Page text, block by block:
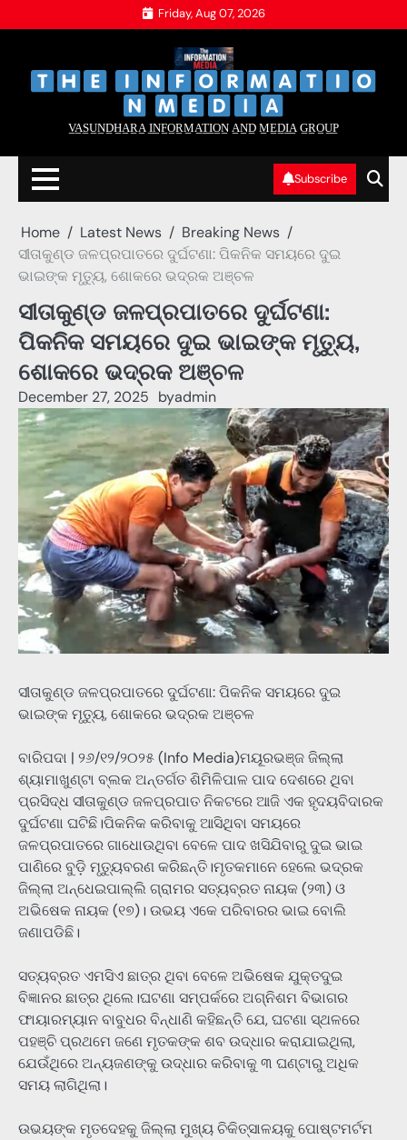
to
Friday, Aug 07, 2026
V̲A̲S̲U̲N̲D̲H̲A̲R̲A̲ I̲N̲F̲O̲R̲M̲A̲T̲I̲O̲N̲ A̲N̲D̲ M̲E̲D̲I̲A̲ G̲R̲O̲U̲P̲
Subscribe
Home Latest News
Breaking News
ସୀତାକୁଣ୍ଡ ଜଳପ୍ରପାତରେ ଦୁର୍ଘଟଣା: ପିକନିକ ସମୟରେ ଦୁଇ
ଭାଇଙ୍କ ମୃତ୍ୟୁ, ଶୋକରେ ଭଦ୍ରକ ଅଞ୍ଚଳ
ସୀତାକୁଣ୍ଡ ଜଳପ୍ରପାତରେ ଦୁର୍ଘଟଣା:
ପିକନିକ ସମୟରେ ଦୁଇ ଭାଇଙ୍କ ମୃତ୍ୟୁ,
ଶୋକରେ ଭଦ୍ରକ ଅଞ୍ଚଳ
December 27, 2025 byadmin
ସୀତାକୁଣ୍ଡ ଜଳପ୍ରପାତରେ ଦୁର୍ଘଟଣା: ପିକନିକ ସମୟରେ ଦୁଇ
ଭାଇଙ୍କ ମୃତ୍ୟୁ, ଶୋକରେ ଭଦ୍ରକ ଅଞ୍ଚଳ
ବାରିପଦା | ୨୬/୧୨/୨୦୨୫ (Info Media)ମୟୂରଭଞ୍ଜ ଜିଲ୍ଲା
ଶ୍ୟାମାଖୁଣ୍ଟା ବ୍ଲକ ଅନ୍ତର୍ଗତ ଶିମିଳିପାଳ ପାଦ ଦେଶରେ ଥିବା
ପ୍ରସିଦ୍ଧ ସୀତାକୁଣ୍ଡ ଜଳପ୍ରପାତ ନିକଟରେ ଆଜି ଏକ ହୃଦୟବିଦାରକ
ଦୁର୍ଘଟଣା ଘଟିଛି।ପିକନିକ କରିବାକୁ ଆସିଥିବା ସମୟରେ
ଜଳପ୍ରପାତରେ ଗାଧୋଉଥିବା ବେଳେ ପାଦ ଖସିଯିବାରୁ ଦୁଇ ଭାଇ
ପାଣିରେ ବୁଡ଼ି ମୃତ୍ୟୁବରଣ କରିଛନ୍ତି।ମୃତକମାନେ ହେଲେ ଭଦ୍ରକ
ଜିଲ୍ଲା ଅନ୍ଧେଇପାଲ୍ଲି ଗ୍ରାମର ସତ୍ୟବ୍ରତ ନାୟକ (୨୩) ଓ
ଅଭିଷେକ ନାୟକ (୧୭)। ଉଭୟ ଏକେ ପରିବାରର ଭାଇ ବୋଲି
ଜଣାପଡିଛି।
ସତ୍ୟବ୍ରତ ଏମସିଏ ଛାତ୍ର ଥିବା ବେଳେ ଅଭିଷେକ ଯୁକ୍ତଦୁଇ
ବିଜ୍ଞାନର ଛାତ୍ର ଥିଲେ।ଘଟଣା ସମ୍ପର୍କରେ ଅଗ୍ନିଶମ ବିଭାଗର
ଫାୟାରମ୍ୟାନ ବାବୁଧର ବିନ୍ଧାଣି କହିଛନ୍ତି ଯେ, ଘଟଣା ସ୍ଥଳରେ
ପହଞ୍ଚି ପ୍ରଥମେ ଜଣେ ମୃତକଙ୍କ ଶବ ଉଦ୍ଧାର କରାଯାଇଥିଲା,
ଯେଉଁଥିରେ ଅନ୍ୟଜଣଙ୍କୁ ଉଦ୍ଧାର କରିବାକୁ ୩ ଘଣ୍ଟାରୁ ଅଧିକ
ସମୟ ଲାଗିଥିଲା।
ଉଭୟଙ୍କ ମୃତଦେହକୁ ଜିଲ୍ଲା ମୁଖ୍ୟ ଚିକିତ୍ସାଳୟକୁ ପୋଷ୍ଟମର୍ଟମ